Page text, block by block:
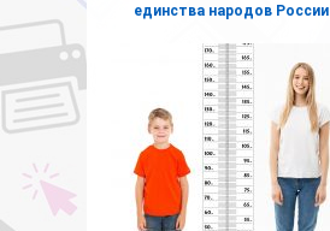
единства народов России